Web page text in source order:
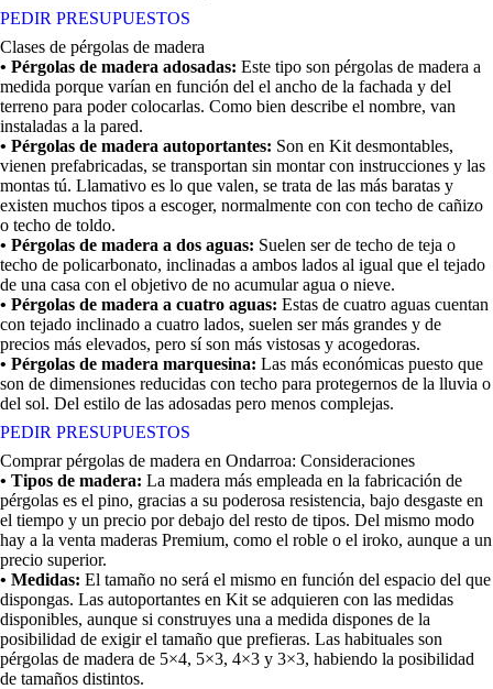
PEDIR PRESUPUESTOS
Clases de pérgolas de madera
• Pérgolas de madera adosadas: Este tipo son pérgolas de madera a
medida porque varían en función del el ancho de la fachada y del
terreno para poder colocarlas. Como bien describe el nombre, van
instaladas a la pared.
• Pérgolas de madera autoportantes: Son en Kit desmontables,
vienen prefabricadas, se transportan sin montar con instrucciones y las
montas tú. Llamativo es lo que valen, se trata de las más baratas y
existen muchos tipos a escoger, normalmente con con techo de cañizo
o techo de toldo.
• Pérgolas de madera a dos aguas: Suelen ser de techo de teja o
techo de policarbonato, inclinadas a ambos lados al igual que el tejado
de una casa con el objetivo de no acumular agua o nieve.
• Pérgolas de madera a cuatro aguas: Estas de cuatro aguas cuentan
con tejado inclinado a cuatro lados, suelen ser más grandes y de
precios más elevados, pero sí son más vistosas y acogedoras.
• Pérgolas de madera marquesina: Las más económicas puesto que
son de dimensiones reducidas con techo para protegernos de la lluvia o
del sol. Del estilo de las adosadas pero menos complejas.
PEDIR PRESUPUESTOS
Comprar pérgolas de madera en Ondarroa: Consideraciones
• Tipos de madera: La madera más empleada en la fabricación de
pérgolas es el pino, gracias a su poderosa resistencia, bajo desgaste en
el tiempo y un precio por debajo del resto de tipos. Del mismo modo
hay a la venta maderas Premium, como el roble o el iroko, aunque a un
precio superior.
• Medidas: El tamaño no será el mismo en función del espacio del que
dispongas. Las autoportantes en Kit se adquieren con las medidas
disponibles, aunque si construyes una a medida dispones de la
posibilidad de exigir el tamaño que prefieras. Las habituales son
pérgolas de madera de 5×4, 5×3, 4×3 y 3×3, habiendo la posibilidad
de tamaños distintos.